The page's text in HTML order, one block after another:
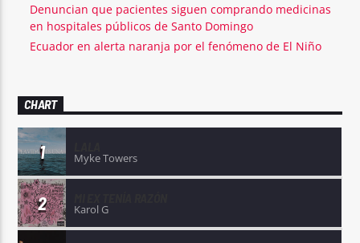
Denuncian que pacientes siguen comprando medicinas
en hospitales públicos de Santo Domingo
Ecuador en alerta naranja por el fenómeno de El Niño
CHART
1 Myke Towers
2 Karol G